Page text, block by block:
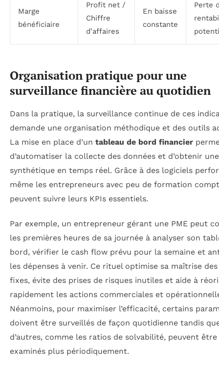
Marge
bénéficiaire
Profit net /
Chiffre
d’affaires
En baisse
constante
Perte
Organisation pratique pour une
surveillance financière au quotidien
Dans la pratique, la surveillance continue de ces
demande une organisation méthodique et des outils
La mise en place d’un tableau de bord financier
d’automatiser la collecte des données et d’obtenir
synthétique en temps réel. Grâce à des logiciels
même les entrepreneurs avec peu de formation
peuvent suivre leurs KPIs essentiels.
Par exemple, un entrepreneur gérant une PME peut
les premières heures de sa journée à analyser son
bord, vérifier le cash flow prévu pour la semaine et
les dépenses à venir. Ce rituel optimise sa maîtrise
fixes, évite des prises de risques inutiles et aide à
rapidement les actions commerciales et
Néanmoins, pour maximiser l’efficacité, certains
doivent être surveillés de façon quotidienne tandis
d’autres, comme les ratios de solvabilité, peuvent être
examinés plus périodiquement.